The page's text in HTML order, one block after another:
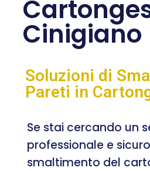
Cinigiano
Soluzioni di
Pareti in
Se stai cercando un
professionale e
smaltimento del